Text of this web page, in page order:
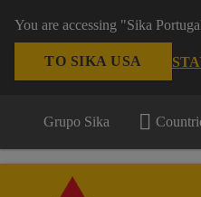
You are accessing "Sika
TO SIKA USA
Grupo Sika